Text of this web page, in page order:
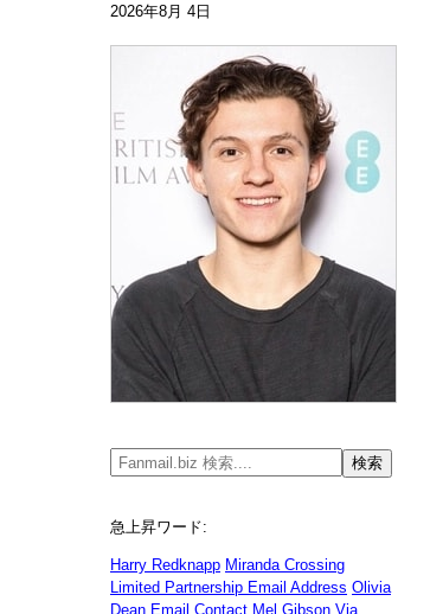
2026年8月 4日
急上昇ワード:
Harry Redknapp Miranda Crossing
Limited Partnership Email Address Olivia
Dean Email Contact Mel Gibson Via